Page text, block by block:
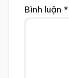
Bình luận *